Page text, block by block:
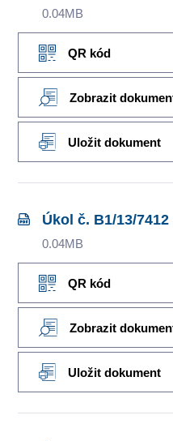
0.04MB
QR kód
Zobrazit
Uložit dokument
Úkol č. B1/13/
0.04MB
QR kód
Zobrazit
Uložit dokument